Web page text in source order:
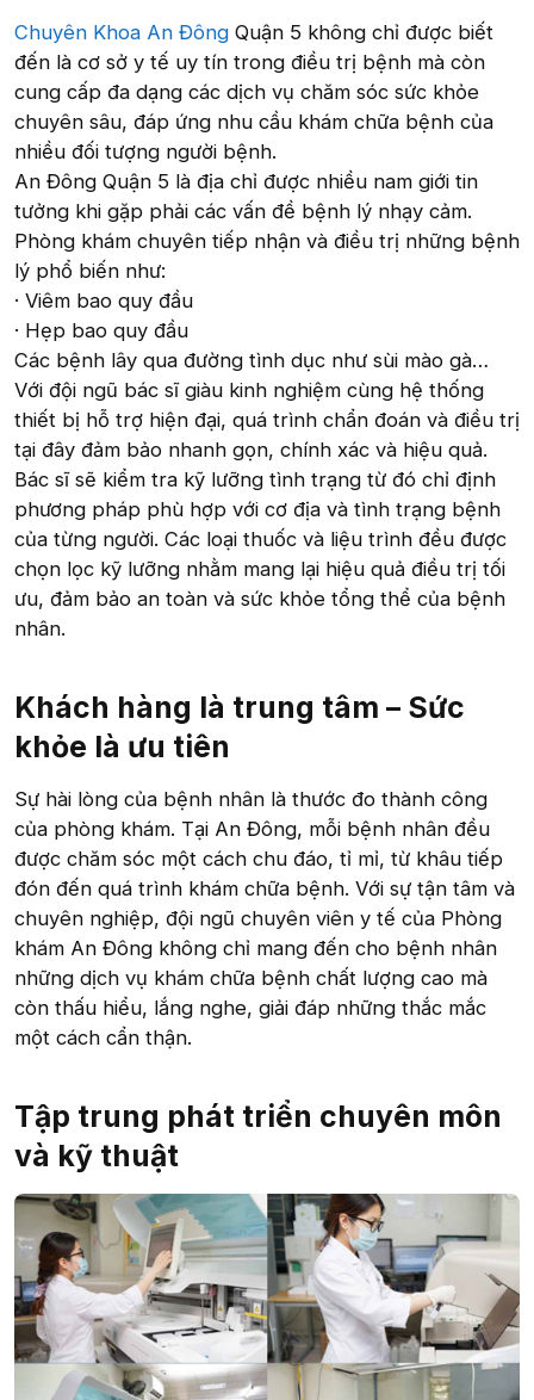
Chuyên Khoa An Đông Quận 5 không chỉ được biết
đến là cơ sở y tế uy tín trong điều trị bệnh mà còn
cung cấp đa dạng các dịch vụ chăm sóc sức khỏe
chuyên sâu, đáp ứng nhu cầu khám chữa bệnh của
nhiều đối tượng người bệnh.
An Đông Quận 5 là địa chỉ được nhiều nam giới tin
tưởng khi gặp phải các vấn đề bệnh lý nhạy cảm.
Phòng khám chuyên tiếp nhận và điều trị những bệnh
lý phổ biến như:
· Viêm bao quy đầu
· Hẹp bao quy đầu
Các bệnh lây qua đường tình dục như sùi mào gà…
Với đội ngũ bác sĩ giàu kinh nghiệm cùng hệ thống
thiết bị hỗ trợ hiện đại, quá trình chẩn đoán và điều trị
tại đây đảm bảo nhanh gọn, chính xác và hiệu quả.
Bác sĩ sẽ kiểm tra kỹ lưỡng tình trạng từ đó chỉ định
phương pháp phù hợp với cơ địa và tình trạng bệnh
của từng người. Các loại thuốc và liệu trình đều được
chọn lọc kỹ lưỡng nhằm mang lại hiệu quả điều trị tối
ưu, đảm bảo an toàn và sức khỏe tổng thể của bệnh
nhân.
Khách hàng là trung tâm – Sức
khỏe là ưu tiên​
Sự hài lòng của bệnh nhân là thước đo thành công
của phòng khám. Tại An Đông, mỗi bệnh nhân đều
được chăm sóc một cách chu đáo, tỉ mỉ, từ khâu tiếp
đón đến quá trình khám chữa bệnh. Với sự tận tâm và
chuyên nghiệp, đội ngũ chuyên viên y tế của Phòng
khám An Đông không chỉ mang đến cho bệnh nhân
những dịch vụ khám chữa bệnh chất lượng cao mà
còn thấu hiểu, lắng nghe, giải đáp những thắc mắc
một cách cẩn thận.
Tập trung phát triển chuyên môn
và kỹ thuật​